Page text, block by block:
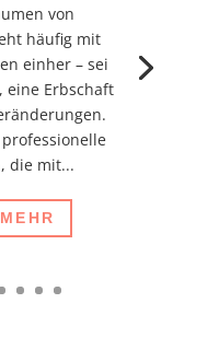
von
häufig mit
einher – sei
eine Erbschaft
die mit...